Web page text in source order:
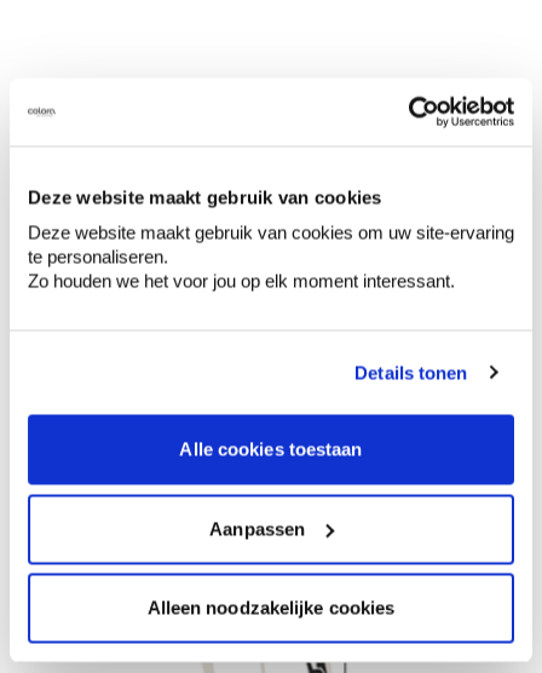
Deze website maakt gebruik van cookies
Deze website maakt gebruik van cookies om uw site-ervaring
te personaliseren.
Zo houden we het voor jou op elk moment interessant.
Details tonen
Alle cookies toestaan
Aanpassen
Alleen noodzakelijke cookies
Gardez portes et fenêtres fermées lorsque
vous peignez.Ainsi, l'eau qui s'évapore de la
peinture reste dans la pièce, ce qui ralentit le